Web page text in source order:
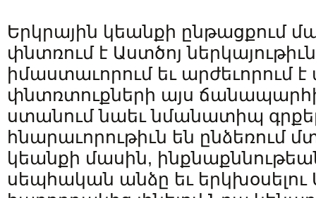
Երկրային կեանքի ընթացքում
փնտռում է Աստծոյ
իմաստաւորում եւ արժեւորում
փնտռտուքների այս
ստանում նաեւ նմանատիպ
հնարաւորութիւն են ընձեռում
կեանքի մասին,
սեպհական անձը եւ երկխօսելու